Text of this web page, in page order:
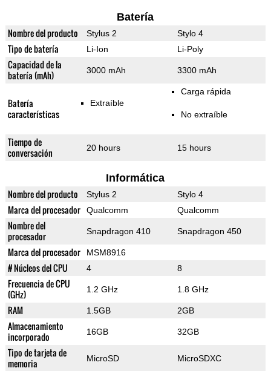
Batería
Nombre del producto Stylus 2 Stylo 4
Tipo de batería Li-Ion Li-Poly
Capacidad de la
batería (mAh)
3000 mAh 3300 mAh
Batería
características
Extraíble
Carga rápida
No extraíble
Tiempo de
conversación
20 hours 15 hours
Informática
Nombre del producto Stylus 2 Stylo 4
Marca del procesador Qualcomm Qualcomm
Nombre del
procesador
Snapdragon 410 Snapdragon 450
Marca del procesador MSM8916
# Núcleos del CPU 4 8
Frecuencia de CPU
(GHz)
1.2 GHz 1.8 GHz
RAM 1.5GB 2GB
Almacenamiento
incorporado
16GB 32GB
Tipo de tarjeta de
memoria
MicroSD MicroSDXC